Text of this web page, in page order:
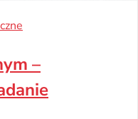
–